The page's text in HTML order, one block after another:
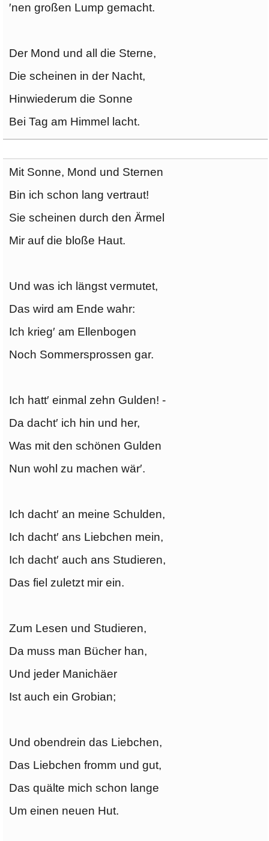
′nen großen Lump gemacht.
Der Mond und all die Sterne,
Die scheinen in der Nacht,
Hinwiederum die Sonne
Bei Tag am Himmel lacht.
Mit Sonne, Mond und Sternen
Bin ich schon lang vertraut!
Sie scheinen durch den Ärmel
Mir auf die bloße Haut.
Und was ich längst vermutet,
Das wird am Ende wahr:
Ich krieg′ am Ellenbogen
Noch Sommersprossen gar.
Ich hatt′ einmal zehn Gulden! -
Da dacht′ ich hin und her,
Was mit den schönen Gulden
Nun wohl zu machen wär′.
Ich dacht′ an meine Schulden,
Ich dacht′ ans Liebchen mein,
Ich dacht′ auch ans Studieren,
Das fiel zuletzt mir ein.
Zum Lesen und Studieren,
Da muss man Bücher han,
Und jeder Manichäer
Ist auch ein Grobian;
Und obendrein das Liebchen,
Das Liebchen fromm und gut,
Das quälte mich schon lange
Um einen neuen Hut.